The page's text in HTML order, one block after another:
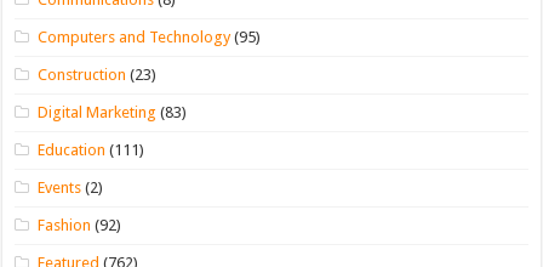
Computers and Technology(95)
Construction (23)
Digital Marketing (83)
Education (111)
Events (2)
Fashion (92)
Featured (762)